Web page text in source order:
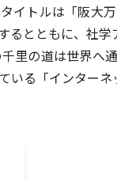
イトルは「阪大
とともに、社学
里の道は世界へ
いる「インター